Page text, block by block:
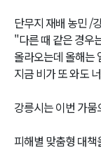
단무지 재배 농민 /
"다른 때 같은 경우
올라오는데 올해는
지금 비가 또 와도
강릉시는 이번 가
피해별 맞춤형 대